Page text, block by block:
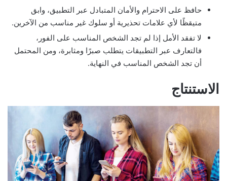
حافظ على الاحترام والأمان المتبادل عبر التطبيق، وابق
متيقظًا لأي علامات تحذيرية أو سلوك غير مناسب من الآخرين.
لا تفقد الأمل إذا لم تجد الشخص المناسب على الفور،
فالتعارف عبر التطبيقات يتطلب صبرًا ومثابرة، ومن المحتمل
أن تجد الشخص المناسب في النهاية.
الاستنتاج